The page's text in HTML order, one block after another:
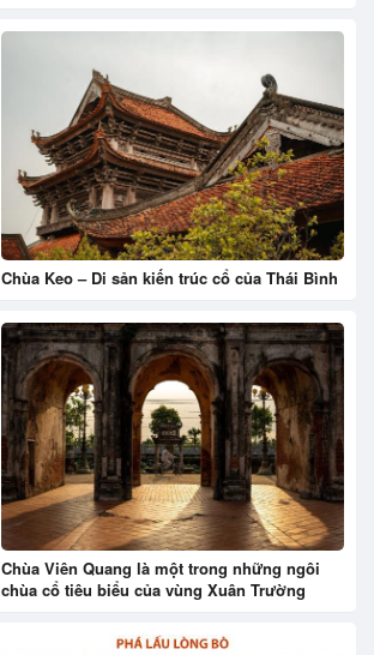
Chùa Keo – Di sản kiến trúc cổ của Thái Bình
Chùa Viên Quang là một trong những ngôi
chùa cổ tiêu biểu của vùng Xuân Trường